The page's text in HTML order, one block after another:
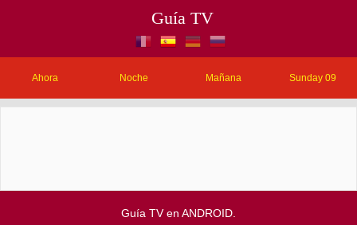
Guía TV
Ahora Noche Mañana Sunday 09
Guía TV en ANDROID.